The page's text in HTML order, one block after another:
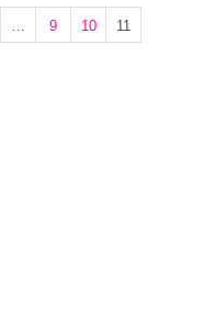
… 9 10 11